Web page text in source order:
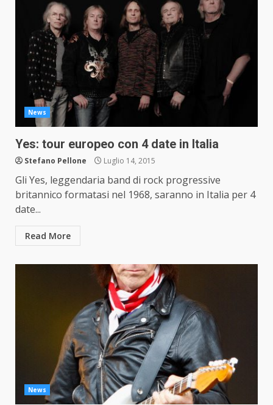
News
Yes: tour europeo con 4 date in Italia
Stefano Pellone Luglio 14, 2015
Gli Yes, leggendaria band di rock progressive
britannico formatasi nel 1968, saranno in Italia per 4
date...
Read More
News